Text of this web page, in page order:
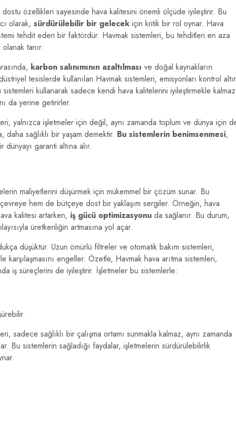
özellikleri sayesinde hava kalitesini önemli ölçüde iyileştirir. Bu
olarak, sürdürülebilir bir gelecek için kritik bir rol oynar. Hava
tehdit eden bir faktördür. Havmak sistemleri, bu tehditleri en aza
tanır.
karbon salınımının azaltılması ve doğal kaynakların
tesislerde kullanılan Havmak sistemleri, emisyonları kontrol
kullanarak sadece kendi hava kalitelerini iyileştirmekle
da yerine getirirler.
yalnızca işletmeler için değil, aynı zamanda toplum ve dünya için
sağlıklı bir yaşam demektir. Bu sistemlerin benimsenmesi,
garanti altına alır.
maliyetlerini düşürmek için mükemmel bir çözüm sunar. Bu
hem de bütçeye dost bir yaklaşım sergiler. Örneğin, hava
kalitesi artarken, iş gücü optimizasyonu da sağlanır. Bu durum,
üretkenliğin artmasına yol açar.
düşüktür. Uzun ömürlü filtreler ve otomatik bakım sistemleri,
karşılaşmasını engeller. Özetle, Havmak hava arıtma sistemleri,
iş süreçlerini de iyileştirir. İşletmeler bu sistemlerle:
sadece sağlıklı bir çalışma ortamı sunmakla kalmaz, aynı zamanda
Bu sistemlerin sağladığı faydalar, işletmelerin sürdürülebilirlik